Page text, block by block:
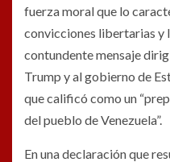
fuerza moral que lo
convicciones libertarias y
contundente mensaje
Trump y al gobierno de
que calificó como un
del pueblo de Venezuela”.
En una declaración que